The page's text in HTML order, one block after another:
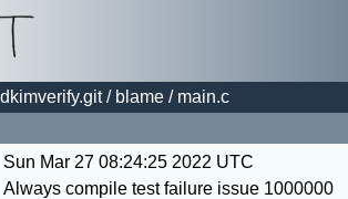
/ blame / main.c
Sun Mar 27 08:24:25 2022 UTC